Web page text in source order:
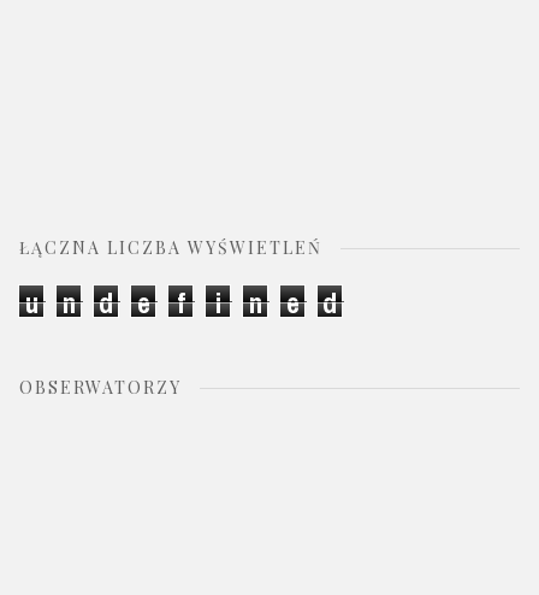
ŁĄCZNA LICZBA WYŚWIETLEŃ
u n d e f i n e d
OBSERWATORZY